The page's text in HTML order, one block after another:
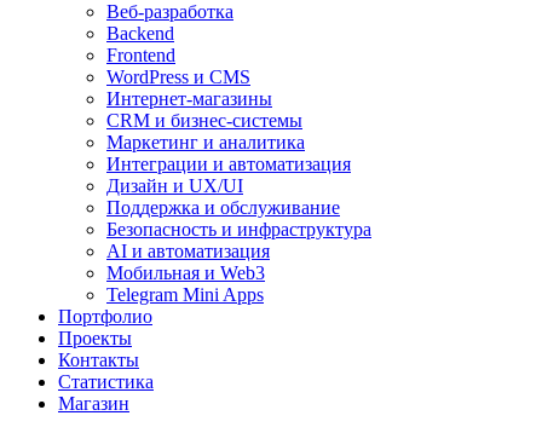
Веб-разработка
Backend
Frontend
WordPress и CMS
Интернет-магазины
CRM и бизнес-системы
Маркетинг и аналитика
Интеграции и автоматизация
Дизайн и UX/UI
Поддержка и обслуживание
Безопасность и инфраструктура
AI и автоматизация
Мобильная и Web3
Telegram Mini Apps
Портфолио
Проекты
Контакты
Статистика
Магазин